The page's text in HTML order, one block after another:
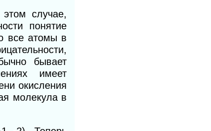
случае,
понятие
все атомы в
бывает
имеет
окисления
молекула в